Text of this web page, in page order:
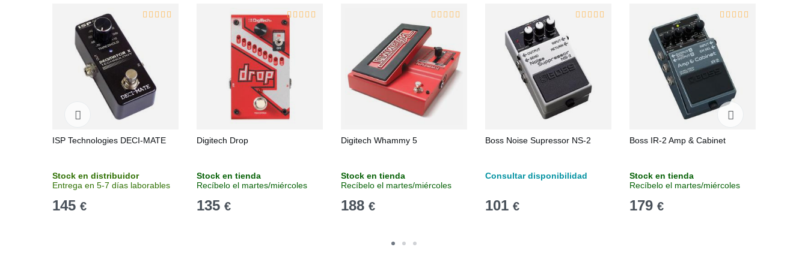
ISP Technologies DECI-MATE
Stock en distribuidor
Entrega en 5-7 días laborables
145 €
Digitech Drop
Stock en tienda
Recíbelo el martes/miércoles
135 €
Digitech Whammy 5
Stock en tienda
Recíbelo el martes/miércoles
188 €
Boss Noise Supressor NS-2
Consultar disponibilidad
101 €
Boss IR-2 Amp & Cabinet
Stock en tienda
Recíbelo el martes/miércoles
179 €